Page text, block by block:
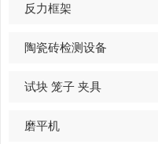
反力框架
陶瓷砖检测设备
试块 笼子 夹具
磨平机